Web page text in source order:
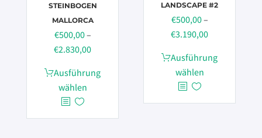
STEINBOGEN
MALLORCA
€500,00–
€2.830,00Preisspanne:
bis
Ausführung
wählen
Dieses
Produkt
weist
mehrere
LANDSCAPE #2
€500,00–
€3.190,00Preisspanne:
bis
Ausführung
wählen
Dieses
Produkt
weist
mehrere